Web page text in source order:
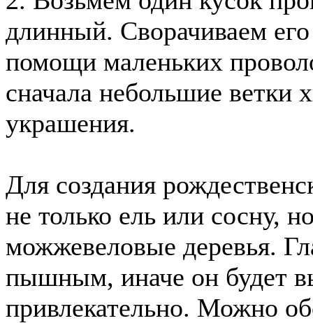
длинный. Сворачиваем
помощи маленьких
сначала небольшие ветки
украшения.
Для создания
не только ель или сосну,
можжевеловые деревья.
пышным, иначе он будет
привлекательно. Можно